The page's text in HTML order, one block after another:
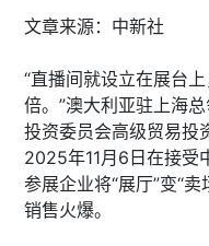
文章来源：中新社
“直播间就设立在展台
倍。”澳大利亚驻上海
投资委员会高级贸易
2025年11月6日在接受
参展企业将“展厅”变“卖
销售火爆。